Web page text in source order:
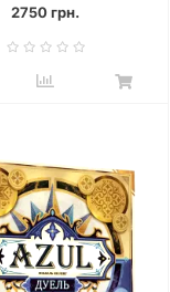
2750 грн.